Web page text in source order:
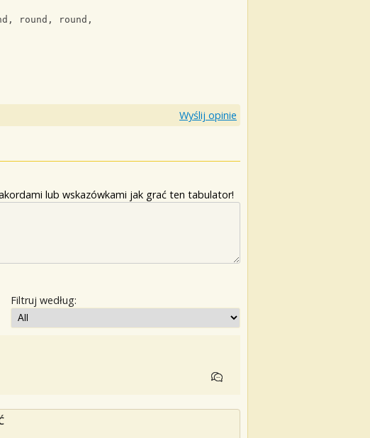
round, round,
Wyślij opinie
lub wskazówkami jak grać ten tabulator!
Filtruj według: